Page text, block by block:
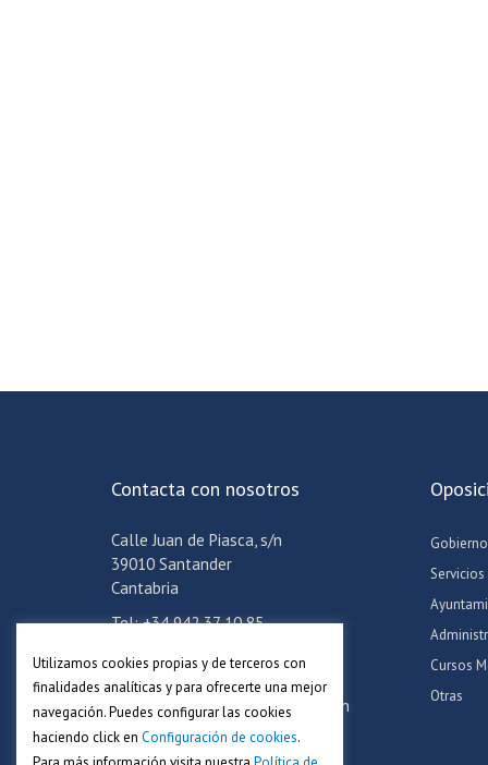
Contacta con nosotros
Calle Juan de Piasca, s/n
39010 Santander
Cantabria
Tel: +34 942 37 10 85
Email:info@academiaadoc.es
Horario oficina: Lun-Jue de 16-19h
Cursos
Otras
Utilizamos cookies propias y de terceros con
finalidades analíticas y para ofrecerte una mejor
navegación. Puedes configurar las cookies
haciendo click en Configuración de cookies.